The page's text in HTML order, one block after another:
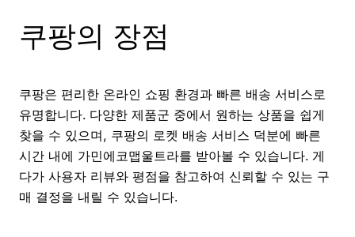
쿠팡의 장점
쿠팡은 편리한 온라인 쇼핑 환경과 빠른 배송 서비스로
유명합니다. 다양한 제품군 중에서 원하는 상품을 쉽게
찾을 수 있으며, 쿠팡의 로켓 배송 서비스 덕분에 빠른
시간 내에 가민에코맵울트라를 받아볼 수 있습니다. 게
다가 사용자 리뷰와 평점을 참고하여 신뢰할 수 있는 구
매 결정을 내릴 수 있습니다.